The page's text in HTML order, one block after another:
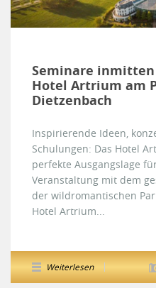
Seminare
Hotel Artrium am
Dietzenbach
Inspirierende Ideen,
Schulungen: Das Hotel
perfekte Ausgangslage
Veranstaltung mit dem
der wildromantischen
Hotel Artrium...
Weiterlesen